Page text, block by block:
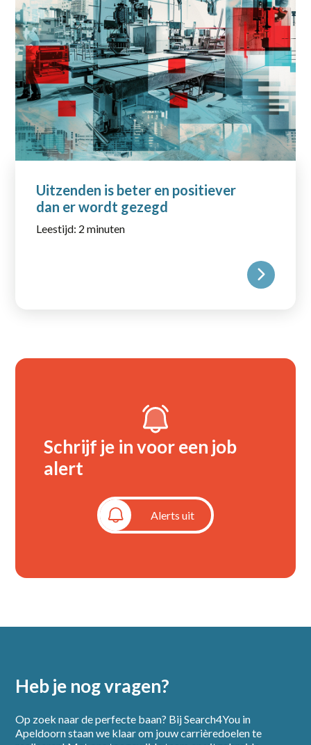
Uitzenden is beter en positiever
dan er wordt gezegd
Leestijd: 2 minuten
Schrijf je in voor een job
alert
Alerts uit
Heb je nog vragen?
Op zoek naar de perfecte baan? Bij Search4You in
Apeldoorn staan we klaar om jouw carrièredoelen te